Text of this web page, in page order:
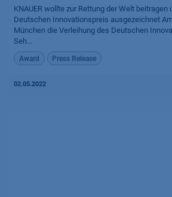
KNAUER wollte zur Rettung der Welt
Deutschen Innovationspreis ausgezeichnet
München die Verleihung des Deutschen
Seh...
Award Press Release
02.05.2022